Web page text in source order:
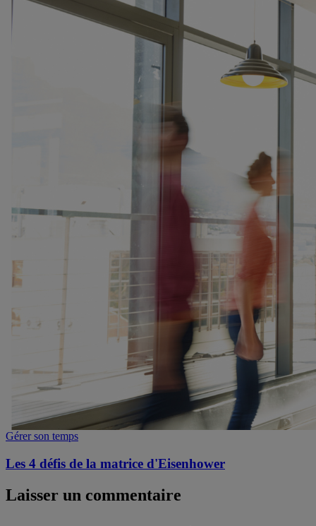
Gérer son temps
Les 4 défis de la matrice d'Eisenhower
Laisser un commentaire